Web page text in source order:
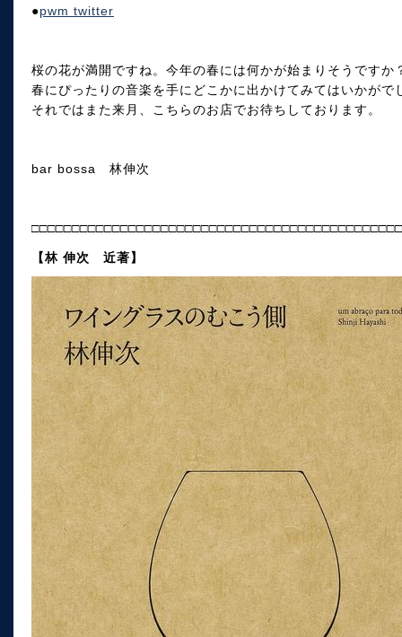
●pwm twitter
桜の花が満開ですね。今年の春には何かが始まりそうですか
春にぴったりの音楽を手にどこかに出かけてみてはいかがで
それではまた来月、こちらのお店でお待ちしております。
bar bossa 林伸次
【林 伸次 近著】